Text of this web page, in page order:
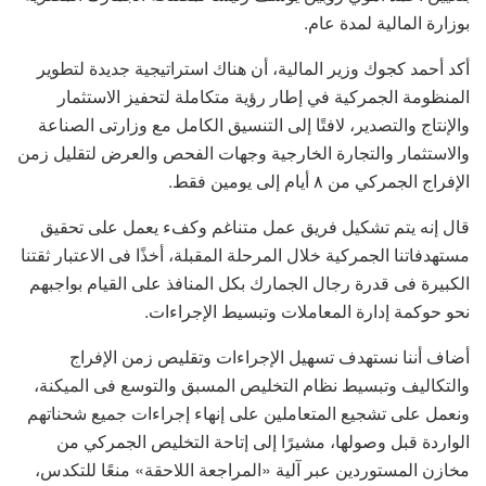
بوزارة المالية لمدة عام.
أكد أحمد كجوك وزير المالية، أن هناك استراتيجية جديدة لتطوير
المنظومة الجمركية في إطار رؤية متكاملة لتحفيز الاستثمار
والإنتاج والتصدير، لافتًا إلى التنسيق الكامل مع وزارتى الصناعة
والاستثمار والتجارة الخارجية وجهات الفحص والعرض لتقليل زمن
الإفراج الجمركي من ٨ أيام إلى يومين فقط.
قال إنه يتم تشكيل فريق عمل متناغم وكفء يعمل على تحقيق
مستهدفاتنا الجمركية خلال المرحلة المقبلة، أخذًا فى الاعتبار ثقتنا
الكبيرة فى قدرة رجال الجمارك بكل المنافذ على القيام بواجبهم
نحو حوكمة إدارة المعاملات وتبسيط الإجراءات.
أضاف أننا نستهدف تسهيل الإجراءات وتقليص زمن الإفراج
والتكاليف وتبسيط نظام التخليص المسبق والتوسع فى الميكنة،
ونعمل على تشجيع المتعاملين على إنهاء إجراءات جميع شحناتهم
الواردة قبل وصولها، مشيرًا إلى إتاحة التخليص الجمركي من
مخازن المستوردين عبر آلية «المراجعة اللاحقة» منعًا للتكدس،